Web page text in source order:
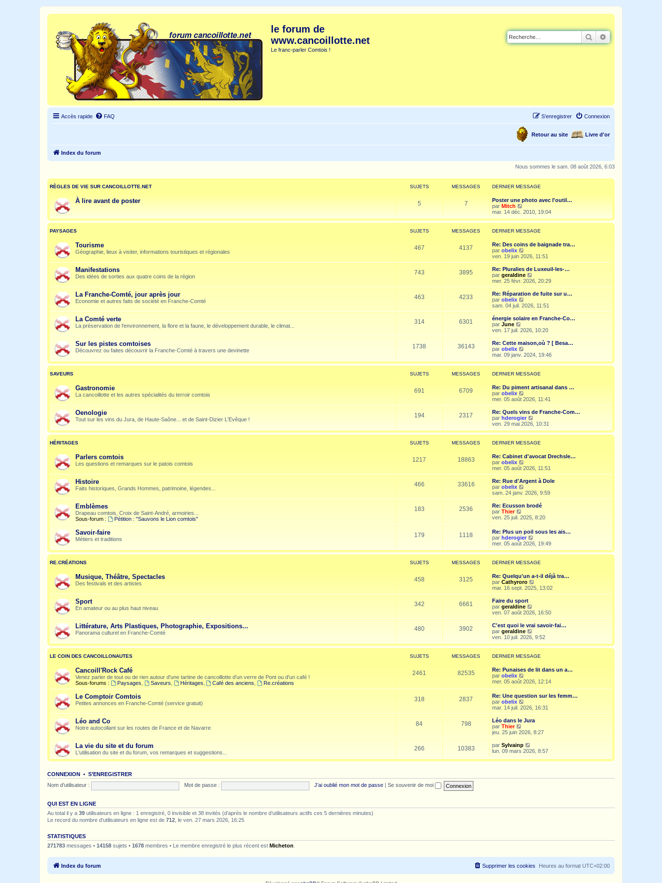
le forum de
www.cancoillotte.net
Le franc-parler Comtois !
Rechercher
Accès rapide FAQ Connexion
S’enregistrer
Livre d'or
Retour au site
Index du forum
Nous sommes le sam. 08 août 2026, 6:03
RÈGLES DE VIE SUR CANCOILLOTTE.NET SUJETS MESSAGES DERNIER MESSAGE
À lire avant de poster 5 7
Poster une photo avec l'outil…
par Mitch
o
i
r
l
e
r
n
i
e
r
m
e
s
s
a
g
e
mar. 14 déc. 2010, 19:04
PAYSAGES SUJETS MESSAGES DERNIER MESSAGE
Tourisme
Géographie, lieux à visiter, informations touristiques et régionales
467 4137
Re: Des coins de baignade tra…
par obelix
o
i
r
l
e
r
n
i
r
e
s
s
g
e
ven. 19 juin 2026, 11:51
Manifestations
Des idées de sorties aux quatre coins de la région
743 3895
Re: Pluralies de Luxeuil-les-…
par geraldine
o
i
r
e
d
r
n
i
r
e
s
a
e
mer. 25 févr. 2026, 20:29
La Franche-Comté, jour après jour
Economie et autres faits de société en Franche-Comté
463 4233
Re: Réparation de fuite sur u…
par obelix
o
i
r
e
e
r
n
i
e
m
s
a
g
e
sam. 04 juil. 2026, 11:51
La Comté verte
La préservation de l'environnement, la flore et la faune, le développement durable, le climat...
314 6301
énergie solaire en Franche-Co…
par June
o
i
r
l
e
e
r
n
e
r
m
e
s
s
a
g
e
ven. 17 juil. 2026, 10:20
Sur les pistes comtoises
Découvrez ou faites découvrir la Franche-Comté à travers une devinette
1738 36143
Re: Cette maison,où ? [ Besa…
par obelix
o
i
r
l
e
n
i
e
r
m
e
s
g
mar. 09 janv. 2024, 19:46
SAVEURS SUJETS MESSAGES DERNIER MESSAGE
Gastronomie
La cancoillotte et les autres spécialités du terroir comtois
691 6709
Re: Du piment artisanal dans …
par obelix
o
i
r
l
e
e
r
n
e
m
e
s
a
g
e
mer. 05 août 2026, 11:41
Oenologie
Tout sur les vins du Jura, de Haute-Saône... et de Saint-Dizier L'Evêque !
194 2317
Re: Quels vins de Franche-Com…
par hderogier
o
i
r
l
e
n
i
e
m
e
s
a
g
e
ven. 29 mai 2026, 10:31
HÉRITAGES SUJETS MESSAGES DERNIER MESSAGE
Parlers comtois
Les questions et remarques sur le patois comtois
1217 18863
Re: Cabinet d'avocat Drechsle…
par obelix
o
i
r
e
e
r
n
i
e
r
m
e
s
s
a
e
mer. 05 août 2026, 11:51
Histoire
Faits historiques, Grands Hommes, patrimoine, légendes...
466 33616
Re: Rue d'Argent à Dole
par obelix
o
i
r
e
e
r
n
i
e
m
s
s
a
g
e
sam. 24 janv. 2026, 9:59
Emblèmes
Drapeau comtois, Croix de Saint-André, armoiries...
Sous-forum :
Pétition : "Sauvons le Lion comtois"
183 2536
Re: Ecusson brodé
par Thier
o
e
d
e
n
e
r
m
e
s
s
a
g
e
ven. 25 juil. 2025, 8:20
Savoir-faire
Métiers et traditions
179 1118
Re: Plus un poil sous les ais…
par hderogier
o
i
r
l
e
r
n
i
m
e
s
a
g
e
mer. 05 août 2026, 19:49
RE.CRÉATIONS SUJETS MESSAGES DERNIER MESSAGE
Musique, Théâtre, Spectacles
Des festivals et des artistes
458 3125
Re: Quelqu'un a-t-il déjà tra…
par Cathyroro
o
i
e
d
e
r
n
i
e
m
s
a
g
e
mar. 16 sept. 2025, 13:02
Sport
En amateur ou au plus haut niveau
342 6661
Faire du sport
par geraldine
o
i
r
e
d
e
r
n
e
m
e
s
a
g
e
ven. 07 août 2026, 16:50
Littérature, Arts Plastiques, Photographie, Expositions...
Panorama culturel en Franche-Comté
480 3902
C'est quoi le vrai savoir-fai…
par geraldine
o
i
r
l
e
n
i
e
m
e
s
a
g
ven. 10 juil. 2026, 9:52
LE COIN DES CANCOILLONAUTES SUJETS MESSAGES DERNIER MESSAGE
Cancoill'Rock Café
Venez parler de tout ou de rien autour d'une tartine de cancoillotte d'un verre de Pont ou d'un café !
Sous-forums :
Paysages Saveurs Héritages Café des anciens Re.créations
2461 82535
Re: Punaises de lit dans un a…
par obelix
o
l
e
d
e
r
i
e
r
m
e
mer. 05 août 2026, 12:14
Le Comptoir Comtois
Petites annonces en Franche-Comté (service gratuit)
318 2837
Re: Une question sur les femm…
par obelix
o
i
r
e
e
r
n
i
m
g
mar. 14 juil. 2026, 16:31
Léo and Co
Notre autocollant sur les routes de France et de Navarre
84 798
Léo dans le Jura
par Thier
o
i
r
d
n
e
jeu. 25 juin 2026, 8:27
La vie du site et du forum
L'utilisation du site et du forum, vos remarques et suggestions...
266 10383 par Sylvainp
o
r
d
e
s
e
lun. 09 mars 2026, 8:57
CONNEXION • S’ENREGISTRER
Nom d’utilisateur :
Mot de passe : J’ai oublié mon mot de passe Se souvenir de moi
QUI EST EN LIGNE
Au total il y a 39 utilisateurs en ligne : 1 enregistré, 0 invisible et 38 invités (d’après le nombre d’utilisateurs actifs ces 5 dernières minutes)
Le record du nombre d’utilisateurs en ligne est de 712 , le ven. 27 mars 2026, 16:25
STATISTIQUES
271783 messages • 14158 sujets • 1678 membres • Le membre enregistré le plus récent est Micheton
Index du forum Heures au format UTC+02:00
Supprimer les cookies